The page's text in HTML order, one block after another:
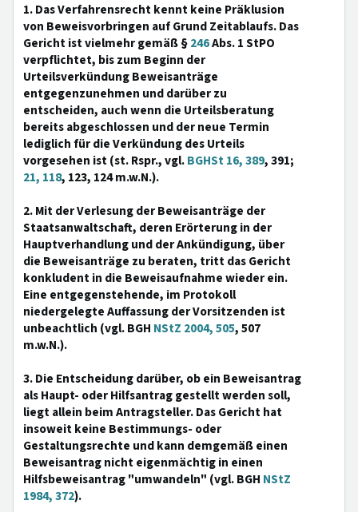
1. Das Verfahrensrecht kennt keine Präklusion
von Beweisvorbringen auf Grund Zeitablaufs. Das
Gericht ist vielmehr gemäß §246Abs. 1 StPO
verpflichtet, bis zum Beginn der
Urteilsverkündung Beweisanträge
entgegenzunehmen und darüber zu
entscheiden, auch wenn die Urteilsberatung
bereits abgeschlossen und der neue Termin
lediglich für die Verkündung des Urteils
vorgesehen ist (st. Rspr., vgl.BGHSt 16, 389, 391;
21, 118, 123, 124 m.w.N.).
2. Mit der Verlesung der Beweisanträge der
Staatsanwaltschaft, deren Erörterung in der
Hauptverhandlung und der Ankündigung, über
die Beweisanträge zu beraten, tritt das Gericht
konkludent in die Beweisaufnahme wieder ein.
Eine entgegenstehende, im Protokoll
niedergelegte Auffassung der Vorsitzenden ist
unbeachtlich (vgl. BGH NStZ 2004, 505, 507
m.w.N.).
3. Die Entscheidung darüber, ob ein Beweisantrag
als Haupt- oder Hilfsantrag gestellt werden soll,
liegt allein beim Antragsteller. Das Gericht hat
insoweit keine Bestimmungs- oder
Gestaltungsrechte und kann demgemäß einen
Beweisantrag nicht eigenmächtig in einen
Hilfsbeweisantrag "umwandeln" (vgl. BGH NStZ
1984, 372).